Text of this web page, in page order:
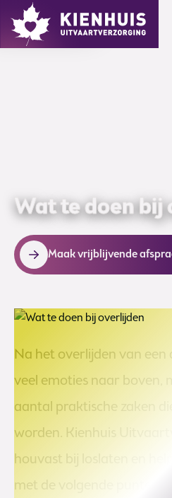
MENU
Wat te doen bij
Maak vrijblijvende
Na het overlijden van een
veel emoties naar boven,
aantal praktische zaken
worden. Kienhuis
houvast bij loslaten en
met de volgende punten.